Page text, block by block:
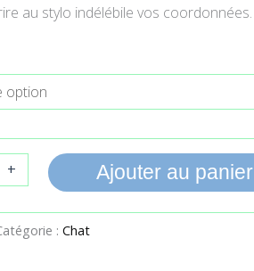
au stylo indélébile vos coordonnées.
+ Ajouter au panier
:Chat